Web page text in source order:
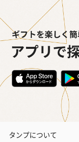
タンプについて